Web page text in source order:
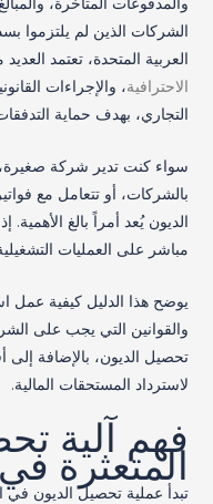
الشركات الذين لم يلتزموا
العربية المتحدة، تعتمد
الاحترافية، والإجراءات
التجاري، بهدف حماية
سواء كنت تدير شركة
بالشركات، أو تتعامل مع
الديون يُعد أمراً بالغ
مباشر على العمليات
يوضح هذا الدليل كيفية عمل
والقوانين التي يجب على
تحصيل الديون، بالإضافة إلى
لاسترداد المستحقات المالية.
فهم آلية
المتعثرة
تبدأ عملية تحصيل الديون في